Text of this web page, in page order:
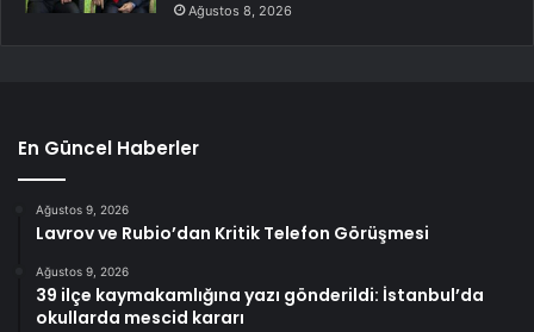
Ağustos 8, 2026
En Güncel Haberler
Ağustos 9, 2026
Lavrov ve Rubio’dan Kritik Telefon Görüşmesi
Ağustos 9, 2026
39 ilçe kaymakamlığına yazı gönderildi: İstanbul’da
okullarda mescid kararı